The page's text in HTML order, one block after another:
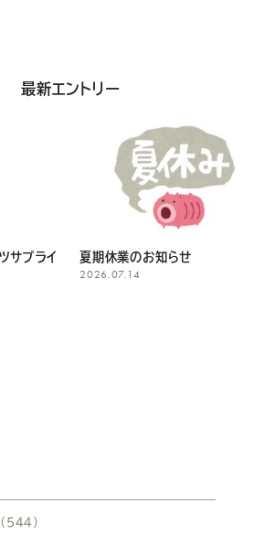
最新エントリー
台風7号/台風8号の影響による
店舗の営業について
（544）